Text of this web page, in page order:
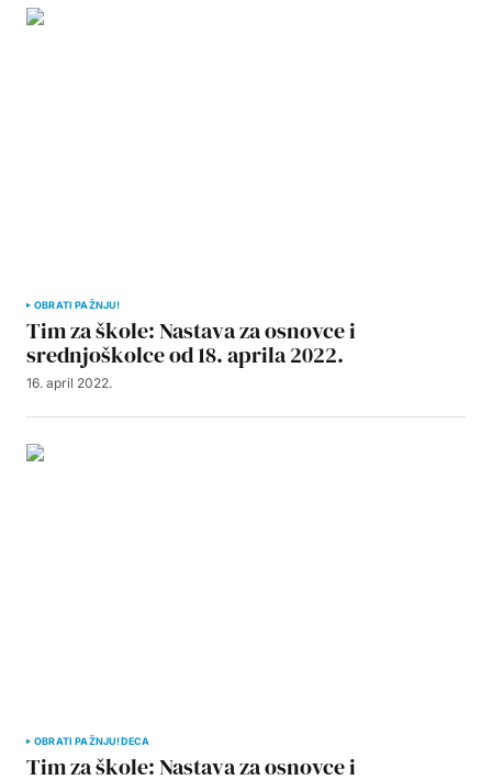
OBRATI PAŽNJU!
Tim za škole: Nastava za osnovce i
srednjoškolce od 18. aprila 2022.
16. april 2022.
OBRATI PAŽNJU!DECA
Tim za škole: Nastava za osnovce i